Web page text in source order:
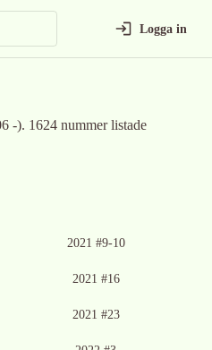
Logga in
-). 1624 nummer listade
2021 #9-10
2021 #16
2021 #23